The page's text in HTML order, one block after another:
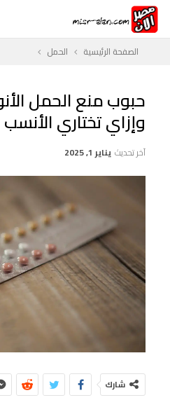
الصفحة الرئيسية الحمل
حبوب منع الحمل
وإزاي تختاري
آخر تحديث يناير 1, 2025
شارك